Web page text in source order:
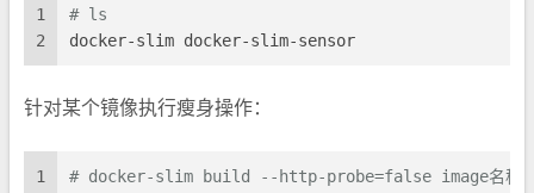
1
2
# ls
docker-slim docker-slim-sensor
针对某个镜像执行瘦身操作：
1 # docker-slim build --http-probe=false image名称